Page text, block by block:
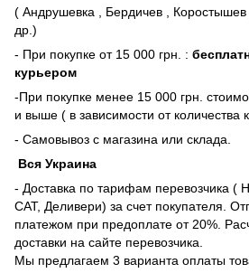
( Андрушевка , Бердичев ,
др.)
- При покупке от 15 000 грн. :
курьером
-При покупке менее 15 000 грн.
и выше ( в зависимости от количества
- Самовывоз с магазина или склада.
Вся Украина
- Доставка по тарифам перевозчика (
САТ, Деливери) за счет покупателя.
платежом при предоплате от 20%.
доставки на сайте перевозчика.
Мы предлагаем 3 варианта оплаты